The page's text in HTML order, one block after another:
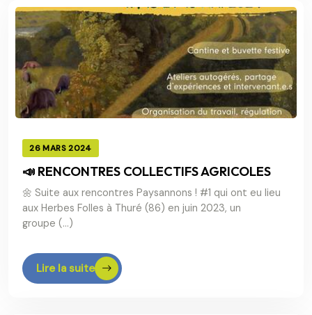
26 MARS 2024
📣 RENCONTRES COLLECTIFS AGRICOLES
🌼 Suite aux rencontres Paysannons ! #1 qui ont eu lieu
aux Herbes Folles à Thuré (86) en juin 2023, un
groupe (…)
Lire la suite